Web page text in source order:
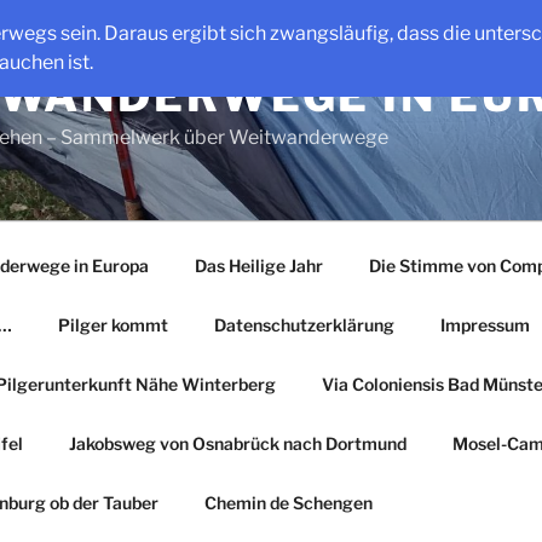
sein. Daraus ergibt sich zwangsläufig, dass die
ist.
IN
– Sammelwerk über Weitwanderwege
in Europa Das Heilige Jahr Die Stimme von
Pilger kommt Datenschutzerklärung Impressum
Nähe Winterberg Via Coloniensis Bad
Jakobsweg von Osnabrück nach Dortmund Mosel-
ob der Tauber Chemin de Schengen